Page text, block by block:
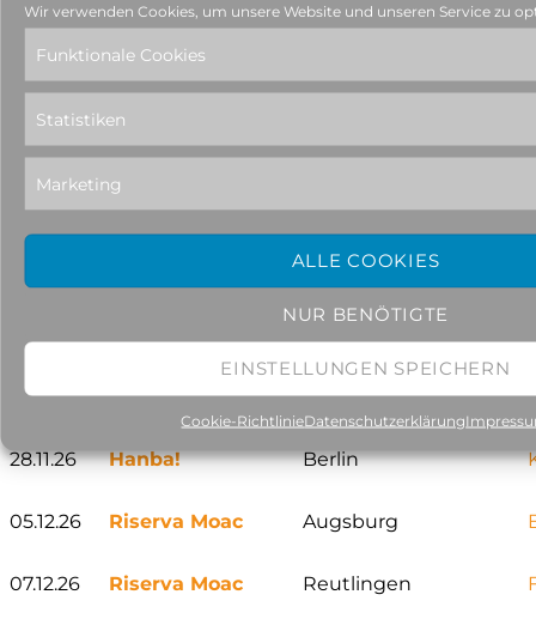
Wir verwenden Cookies, um unsere Website und unseren Service zu
Funktionale Cookies
Statistiken
Marketing
ALLE COOKIES
NUR BENÖTIGTE
EINSTELLUNGEN SPEICHERN
Cookie-RichtlinieDatenschutzerklärung
24.11.26 Hanba! Hannover
25.11.26 Les Barbeaux München
25.11.26 Hanba! Hamburg
26.11.26
Krefeld
27.11.26 Hanba! Wuppertal
28.11.26 Hanba! Berlin
05.12.26 Riserva Moac Augsburg
07.12.26 Riserva Moac Reutlingen